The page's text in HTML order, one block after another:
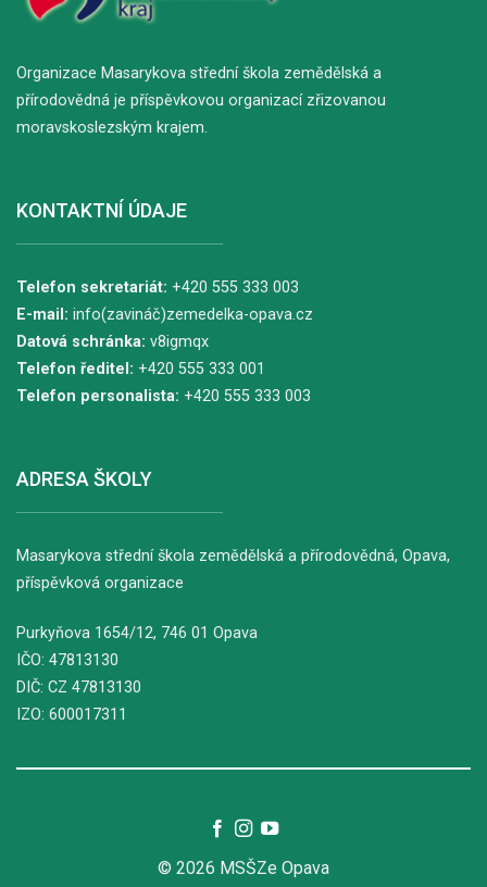
Organizace Masarykova střední škola zemědělská a
přírodovědná je příspěvkovou organizací zřizovanou
moravskoslezským krajem.
KONTAKTNÍ ÚDAJE
Telefon sekretariát: +420 555 333 003
E-mail: info(zavináč)zemedelka-opava.cz
Datová schránka: v8igmqx
Telefon ředitel: +420 555 333 001
Telefon personalista: +420 555 333 003
ADRESA ŠKOLY
Masarykova střední škola zemědělská a přírodovědná, Opava,
příspěvková organizace
Purkyňova 1654/12, 746 01 Opava
IČO: 47813130
DIČ: CZ 47813130
IZO: 600017311
© 2026 MSŠZe Opava